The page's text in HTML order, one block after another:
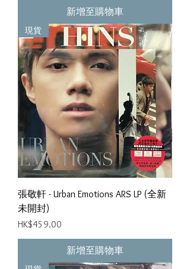
新增至購物車
現貨
張敬軒 - Urban Emotions ARS LP (全新
未開封)
價格
HK$459.00
新增至購物車